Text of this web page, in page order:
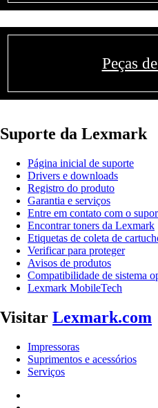
Peças
Suporte da Lexmark
Página inicial de suporte
Drivers e downloads
Registro do produto
Garantia e serviços
Entre em contato com o
Encontrar toners da Lexmark
Etiquetas de coleta de
Verificar para proteger
Avisos de produtos
Compatibilidade de sistema
Lexmark MobileTech
Visitar Lexmark.com
Impressoras
Suprimentos e acessórios
Serviços